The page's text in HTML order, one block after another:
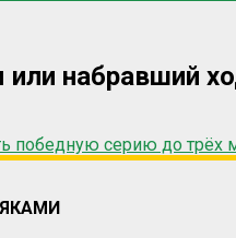
набравший
победную серию до трёх